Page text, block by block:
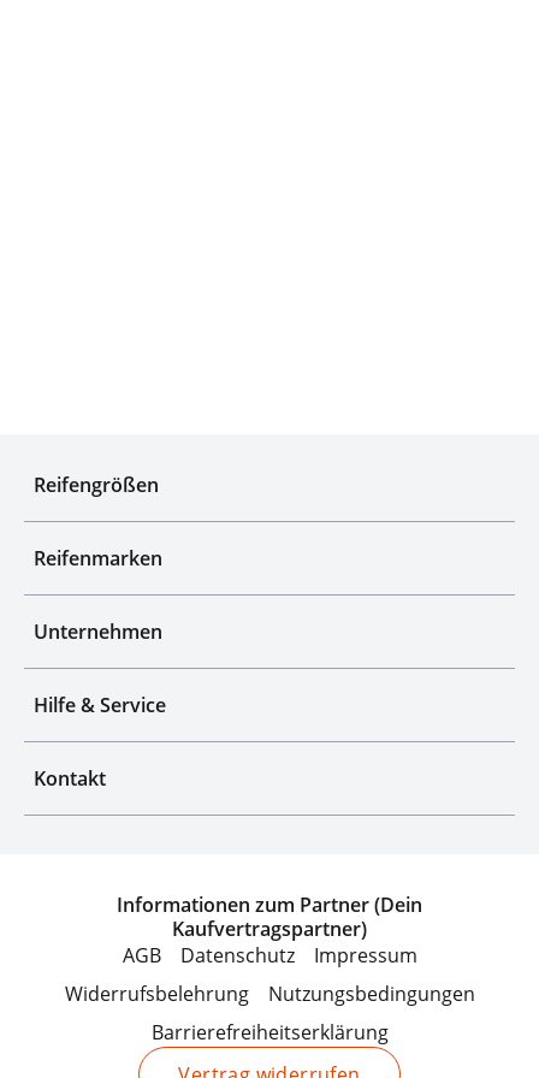
Reifengrößen
Reifenmarken
Unternehmen
Hilfe & Service
Kontakt
Informationen zum Partner (Dein
Kaufvertragspartner)
AGB
Datenschutz
Impressum
Widerrufsbelehrung
Nutzungsbedingungen
Barrierefreiheitserklärung